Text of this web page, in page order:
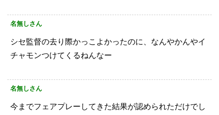
名無しさん
シセ監督の去り際かっこよかったのに、なんやかんやイ
チャモンつけてくるねんなー
名無しさん
今までフェアプレーしてきた結果が認められただけでし